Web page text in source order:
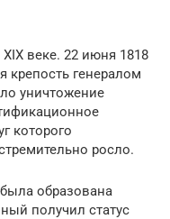
веке. 22 июня 1818
крепость генералом
уничтожение
которого
росло.
образована
получил статус